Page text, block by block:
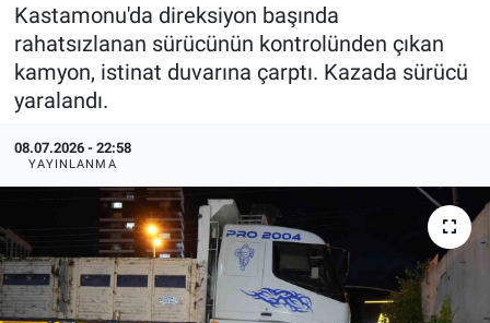
Kastamonu'da direksiyon başında
rahatsızlanan sürücünün kontrolünden çıkan
kamyon, istinat duvarına çarptı. Kazada sürücü
yaralandı.
08.07.2026 - 22:58
YAYINLANMA
Haber Arşivi